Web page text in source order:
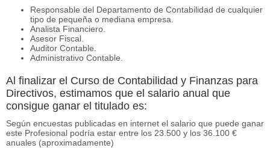
Responsable del Departamento de Contabilidad de cualquier
tipo de pequeña o mediana empresa.
Analista Financiero.
Asesor Fiscal.
Auditor Contable.
Administrativo Contable.
Al finalizar el Curso de Contabilidad y Finanzas para
Directivos, estimamos que el salario anual que
consigue ganar el titulado es:
Según encuestas publicadas en internet el salario que puede ganar
este Profesional podría estar entre los 23.500 y los 36.100 €
anuales (aproximadamente)